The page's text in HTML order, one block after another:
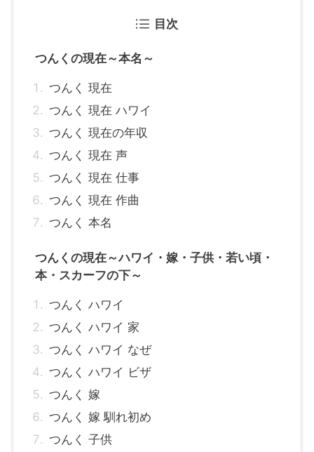
目次
つんくの現在～本名～
つんく 現在
つんく 現在 ハワイ
つんく 現在の年収
つんく 現在 声
つんく 現在 仕事
つんく 現在 作曲
つんく 本名
つんくの現在～ハワイ・嫁・子供・若い頃・
本・スカーフの下～
つんく ハワイ
つんく ハワイ 家
つんく ハワイ なぜ
つんく ハワイ ビザ
つんく 嫁
つんく 嫁 馴れ初め
つんく 子供